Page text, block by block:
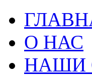
О НАС
НАШИ